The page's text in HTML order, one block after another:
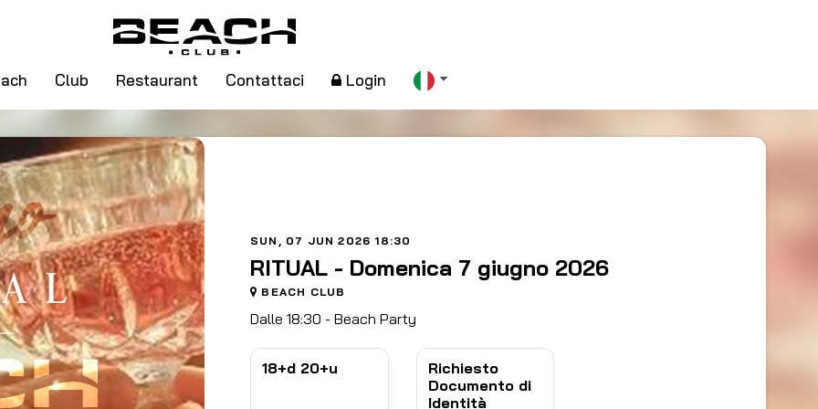
Club Restaurant Contattaci Login
SUN, 07 JUN 2026 18:30
RITUAL - Domenica 7 giugno 2026
BEACH CLUB
Dalle 18:30 - Beach Party
18+d 20+u
Richiesto
Documento di
Identità